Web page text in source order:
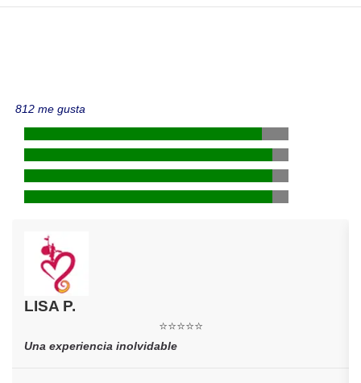
812 me gusta
LISA P.
⭐⭐⭐⭐⭐
Una experiencia inolvidable